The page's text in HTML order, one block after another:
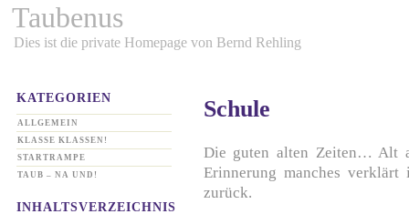
Taubenus
Dies ist die private Homepage von Bernd Rehling
KATEGORIEN
ALLGEMEIN
KLASSE KLASSEN!
STARTRAMPE
TAUB – NA UND!
INHALTSVERZEICHNIS
Schule
Die guten alten Zeiten… Alt
Erinnerung manches
zurück.